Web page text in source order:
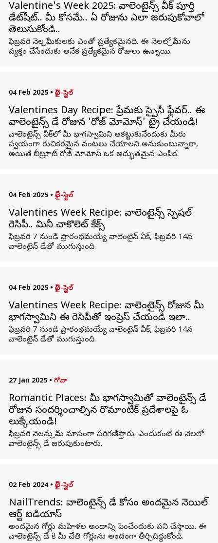
Valentine's Week 2025: వాలెంటైన్స్ వీక్ పూర్తి
డేట్‌షీట్‌.. మీ కోసమే.. ఏ రోజును ఎలా జరుపుకోవాలో
తెలుసుకోండి..
ఫిబ్రవరి నెల ప్రేమికులకు ఎంతో ప్రత్యేకమైనది. ఈ నెలలో ప్రేమను
వ్యక్తం చేసేందుకు అనేక ప్రత్యేకమైన రోజులు ఉన్నాయి.
04 Feb 2025 • లైఫ్-స్టైల్
Valentines Day Recipe: ప్రేమకు స్పైసీ ఫ్లేవర్.. ఈ
వాలెంటైన్స్ డే రోజున 'రోజ్ మోమోస్' ట్రై చేయండి!
వాలెంటైన్స్ వీక్‌లో మీ భాగస్వామిని ఆకట్టుకునేందుకు మీరు
స్వయంగా రుచికరమైన వంటలు చేయాలని అనుకుంటున్నారా,
అయితే బీట్రూట్ రోజ్ మోమోస్ ఒక అద్భుతమైన ఎంపిక.
04 Feb 2025 • లైఫ్-స్టైల్
Valentines Week Recipe: వాలెంటైన్స్ స్పెషల్
రెసిపీ.. మినీ చాకొలెట్ కేక్స్
ఫిబ్రవరి 7 నుండి ప్రారంభమయ్యే వాలెంటైన్ వీక్, ఫిబ్రవరి 14న
వాలెంటైన్ డేతో ముగుస్తుంది.
04 Feb 2025 • లైఫ్-స్టైల్
Valentines Week Recipe: వాలెంటైన్స్ రోజున మీ
భాగస్వామిని ఈ రెసిపీతో ఇంప్రెస్ చేయండి ఇలా..
ఫిబ్రవరి 7 నుండి ప్రారంభమయ్యే వాలెంటైన్ వీక్, ఫిబ్రవరి 14న
వాలెంటైన్ డేతో ముగుస్తుంది.
27 Jan 2025 • గోవా
Romantic Places: మీ భాగస్వామితో వాలెంటైన్స్ డే
రోజున సందర్శించాల్సిన రొమాంటిక్ ప్రదేశాలపై ఓ
లుక్కేయండి!
ఫిబ్రవరి నెలను ప్రేమ మాసంగా పరిగణిస్తారు. ఎందుకంటే ఈ నెలలో
వాలెంటైన్స్ డే జరుపుకుంటారు.
02 Feb 2024 • లైఫ్-స్టైల్
NailTrends: వాలెంటైన్స్ డే కోసం అందమైన నెయిల్
ఆర్ట్ ఐడియాస్
అందమైన గోర్లు మహిళల అందాన్ని పెంచేందుకు పని చేస్తాయి. ఈ
వాలెంటైన్స్ డే కి మీ చేతి గోర్లును అందంగా తీర్చిదిద్దుకోండి.